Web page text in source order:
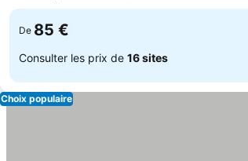
De 85 €
Consulter les prix de 16 sites
Choix populaire